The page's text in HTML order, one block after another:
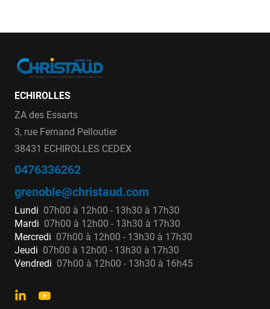
ECHIROLLES
ZA des Essarts
3, rue Fernand Pelloutier
38431 ECHIROLLES CEDEX
0476336262
grenoble@christaud.com
Lundi 07h00 à 12h00 - 13h30 à 17h30
Mardi 07h00 à 12h00 - 13h30 à 17h30
Mercredi 07h00 à 12h00 - 13h30 à 17h30
Jeudi 07h00 à 12h00 - 13h30 à 17h30
Vendredi 07h00 à 12h00 - 13h30 à 16h45